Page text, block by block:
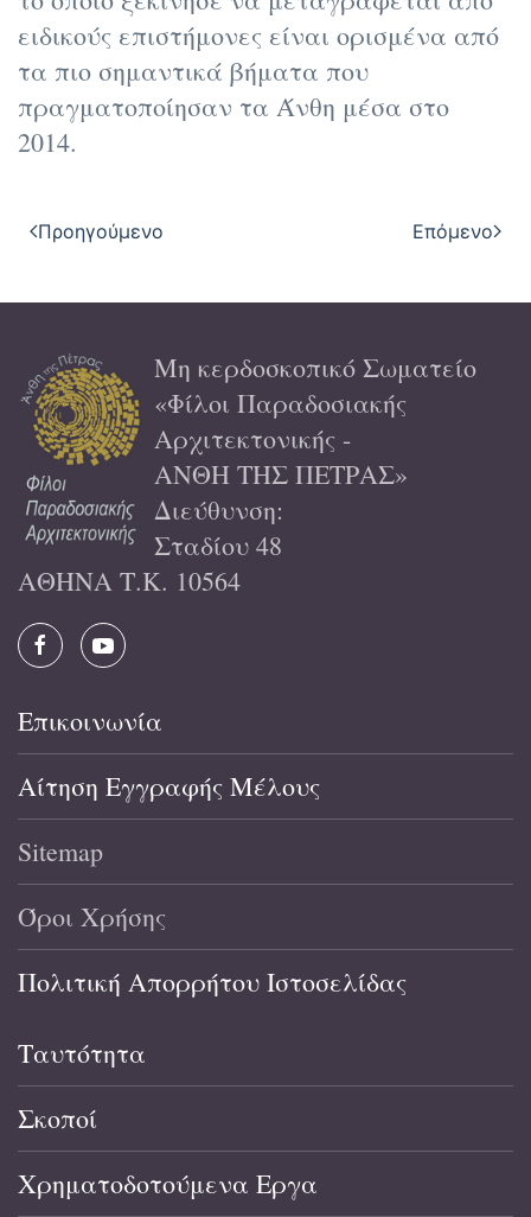
ειδικούς επιστήμονες είναι ορισμένα από
τα πιο σημαντικά βήματα που
πραγματοποίησαν τα Άνθη μέσα στο
2014.
Προηγούμενο Επόμενο
Μη κερδοσκοπικό Σωματείο
«Φίλοι Παραδοσιακής
Αρχιτεκτονικής -
ΑΝΘΗ ΤΗΣ ΠΕΤΡΑΣ»
Διεύθυνση:
Σταδίου 48
ΑΘΗΝΑ Τ.Κ. 10564
Επικοινωνία
Αίτηση Εγγραφής Μέλους
Sitemap
Όροι Χρήσης
Πολιτική Απορρήτου Ιστοσελίδας
Ταυτότητα
Σκοποί
Χρηματοδοτούμενα Εργα